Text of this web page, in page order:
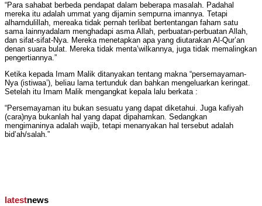
“Para sahabat berbeda pendapat dalam beberapa masalah. Padahal
mereka itu adalah ummat yang dijamin sempurna imannya. Tetapi
alhamdulillah, mereaka tidak pernah terlibat bertentangan faham satu
sama lainnyadalam menghadapi asma Allah, perbuatan-perbuatan Allah,
dan sifat-sifat-Nya. Mereka menetapkan apa yang diutarakan Al-Qur’an
denan suara bulat. Mereka tidak menta’wilkannya, juga tidak memalingkan
pengertiannya.”
Ketika kepada Imam Malik ditanyakan tentang makna “persemayaman-
Nya (istiwaa’), beliau lama tertunduk dan bahkan mengeluarkan keringat.
Setelah itu Imam Malik mengangkat kepala lalu berkata :
“Persemayaman itu bukan sesuatu yang dapat diketahui. Juga kafiyah
(cara)nya bukanlah hal yang dapat dipahamkan. Sedangkan
mengimaninya adalah wajib, tetapi menanyakan hal tersebut adalah
bid’ah/salah.”
latestnews